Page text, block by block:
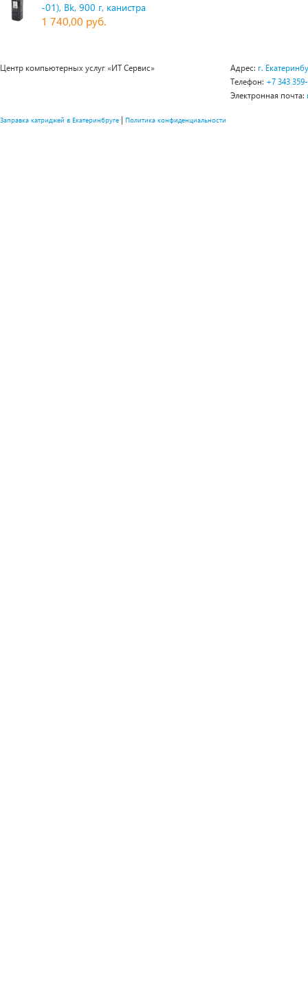
-01), Bk, 900 г, канистра
1 740,00 руб.
Центр компьютерных услуг «ИТ Сервис» Адрес: г.
Телефон: +7 343
Электронная почта:
Заправка катриджей в Екатеринбруге | Политика конфиденциальности